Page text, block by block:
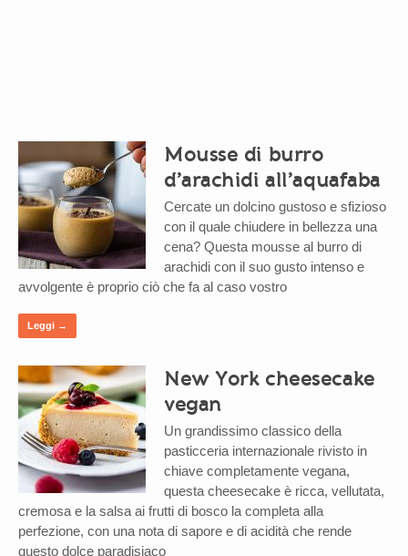
Mousse di burro
d’arachidi all’aquafaba
Cercate un dolcino gustoso e sfizioso
con il quale chiudere in bellezza una
cena? Questa mousse al burro di
arachidi con il suo gusto intenso e
avvolgente è proprio ciò che fa al caso vostro
Leggi →
New York cheesecake
vegan
Un grandissimo classico della
pasticceria internazionale rivisto in
chiave completamente vegana,
questa cheesecake è ricca, vellutata,
cremosa e la salsa ai frutti di bosco la completa alla
perfezione, con una nota di sapore e di acidità che rende
questo dolce paradisiaco